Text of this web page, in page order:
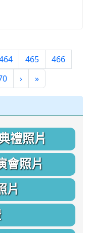
465
466
› »
禮照片
會照片
片